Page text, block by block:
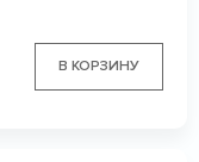
В КОРЗИНУ